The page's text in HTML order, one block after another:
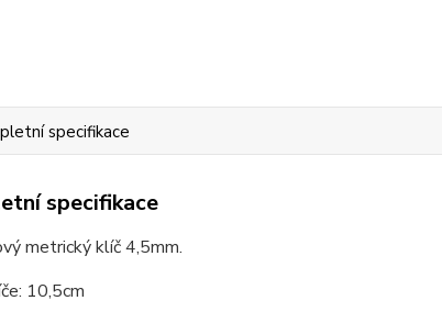
specifikace
specifikace
metrický klíč 4,5mm.
10,5cm